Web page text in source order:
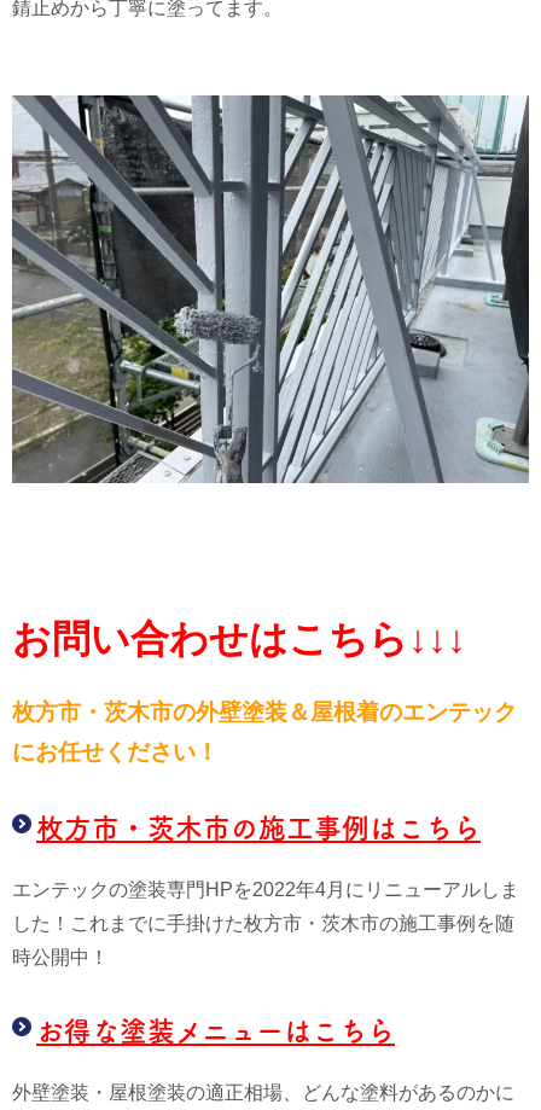
錆止めから丁寧に塗ってます。
お問い合わせはこちら↓↓↓
枚方市・茨木市の外壁塗装＆屋根着のエンテック
にお任せください！
枚方市・茨木市の施工事例はこちら
エンテックの塗装専門HPを2022年4月にリニューアルしま
した！これまでに手掛けた枚方市・茨木市の施工事例を随
時公開中！
お得な塗装メニューはこちら
外壁塗装・屋根塗装の適正相場、どんな塗料があるのかに